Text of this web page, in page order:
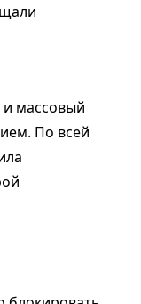
и массовый
По всей